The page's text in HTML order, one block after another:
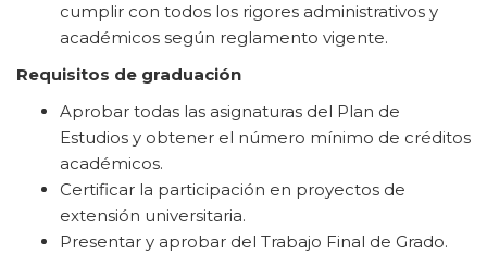
cumplir con todos los rigores administrativos y
académicos según reglamento vigente.
Requisitos de graduación
Aprobar todas las asignaturas del Plan de
Estudios y obtener el número mínimo de créditos
académicos.
Certificar la participación en proyectos de
extensión universitaria.
Presentar y aprobar del Trabajo Final de Grado.